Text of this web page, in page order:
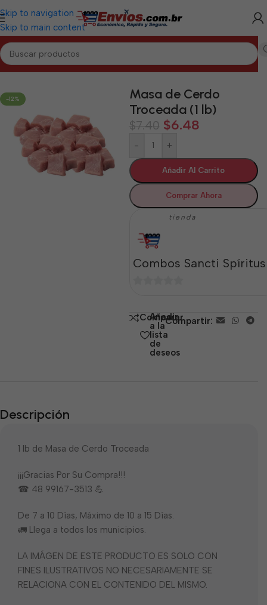
Skip to navigation
Skip to main content
Inicio/SANCTI SPÍRITUS/Cárnicos Sancti Spíritus
-12%
Masa de Cerdo
Troceada (1 lb)
$7.40 $6.48
- +
Añadir Al Carrito
Comprar Ahora
tienda
Combos Sancti Spíritus
5 Comparar
Añadir
a la
lista
de
deseos
Compartir:
Descripción
1 lb de Masa de Cerdo Troceada
¡¡¡Gracias Por Su Compra!!!
☎ 48 99167-3513 💪
De 7 a 10 Días, Máximo de 10 a 15 Días.
🚛 Llega a todos los municipios.
LA IMÁGEN DE ESTE PRODUCTO ES SOLO CON
FINES ILUSTRATIVOS NO NECESARIAMENTE SE
RELACIONA CON EL CONTENIDO DEL MISMO.